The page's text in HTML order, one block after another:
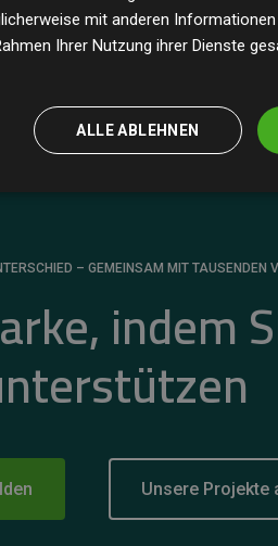
– GEMEINSAM MIT TAUSENDEN
indem
Unsere Projekte
mit anderen
Ihrer Nutzung ihrer Dienste
ALLE ABLEHNEN